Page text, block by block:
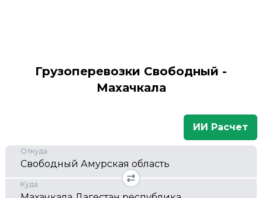
Грузоперевозки Свободный -
Махачкала
ИИ Расчет
Откуда
Куда